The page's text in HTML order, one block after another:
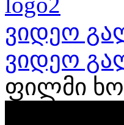
ვიდეო
ვიდეო
ფილმი